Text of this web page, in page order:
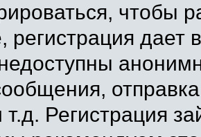
чтобы
регистрация
т.д. Регистрация